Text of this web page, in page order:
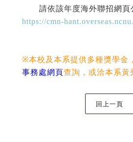
請依該年度海外聯招網頁
https://cmn-
※本校及本系提供多種獎學金
事務處網頁查詢， 或洽本系黃